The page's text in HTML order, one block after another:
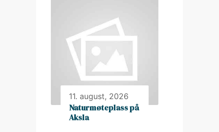
11. august, 2026
Naturmøteplass på
Aksla